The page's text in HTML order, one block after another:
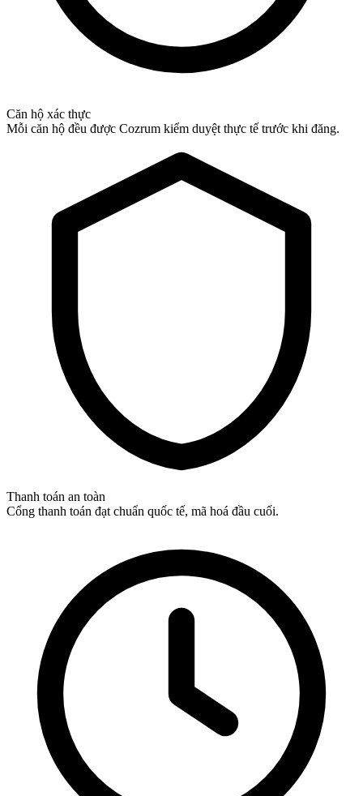
Căn hộ xác thực
Mỗi căn hộ đều được Cozrum kiểm duyệt thực tế trước khi đăng.
Thanh toán an toàn
Cổng thanh toán đạt chuẩn quốc tế, mã hoá đầu cuối.